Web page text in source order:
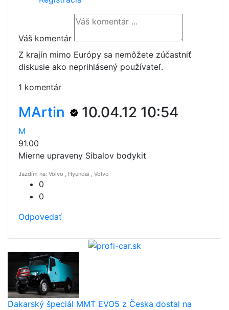
Váš komentár
Z krajín mimo Európy sa nemôžete zúčastniť
diskusie ako neprihlásený používateľ.
1 komentár
MArtin 10.04.12 10:54
M
91.00
Mierne upraveny Sibalov bodykit
Jazdím na: Volvo , Hyundai , Volvo
0
0
Odpovedať
Dakarský špeciál MMT EVO5 z Česka dostal na